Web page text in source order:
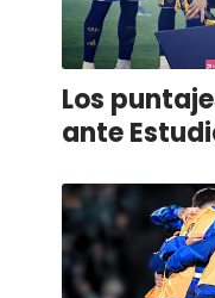
Los
ante